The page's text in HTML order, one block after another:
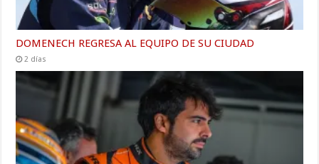
DOMENECH REGRESA AL EQUIPO DE SU CIUDAD
2 días